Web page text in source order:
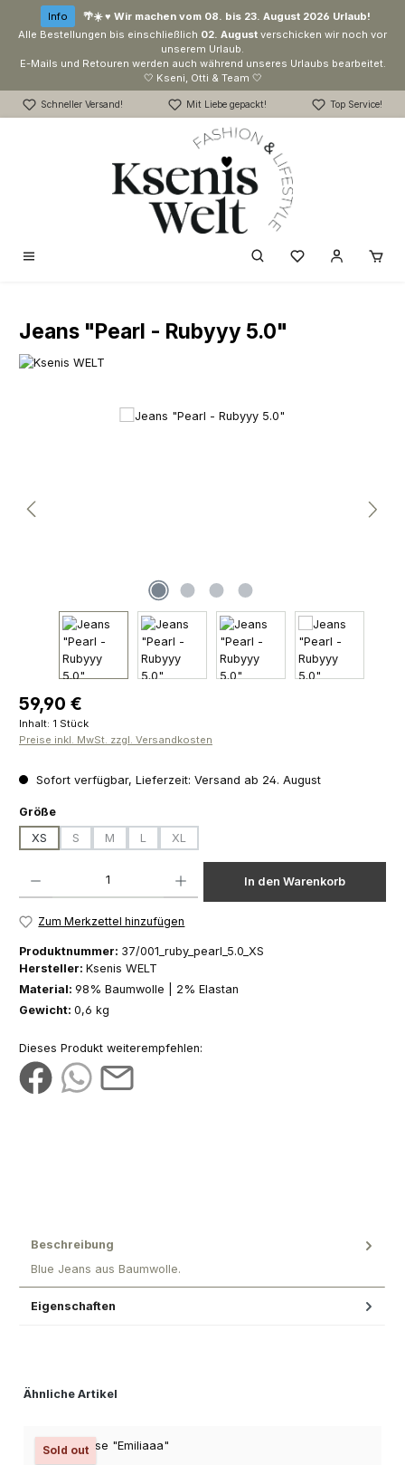
Zum Hauptinhalt springen
Info
🌴☀️ ♥ Wir machen vom 08. bis 23. August 2026 Urlaub!
Alle Bestellungen bis einschließlich 02. August verschicken wir noch vor
unserem Urlaub.
E-Mails und Retouren werden auch während unseres Urlaubs bearbeitet.
🤍 Kseni, Otti & Team 🤍
Schneller Versand! Mit Liebe gepackt! Top Service!
Du hast 0
Jeans "Pearl - Rubyyy 5.0"
Bildergalerie überspringen
Regulärer Preis:
59,90 €
Inhalt: 1 Stück
Preise inkl. MwSt. zzgl. Versandkosten
Sofort verfügbar, Lieferzeit: Versand ab 24. August
Größeauswählen
XS
S
(Diese Option ist zurzeit nicht verfügbar.)
M
(Diese Option ist zurzeit nicht verfügbar.)
L
(Diese Option ist zurzeit nicht verfügbar.)
XL
(Diese Option ist zurzeit nicht verfügbar.)
In den Warenkorb
Zum Merkzettel hinzufügen
Produktnummer: 37/001_ruby_pearl_5.0_XS
Hersteller: Ksenis WELT
Material: 98% Baumwolle | 2% Elastan
Gewicht: 0,6 kg
Dieses Produkt weiterempfehlen:
Beschreibung
Blue Jeans aus Baumwolle.
Eigenschaften
Produktgalerie überspringen
Ähnliche Artikel
Sold out